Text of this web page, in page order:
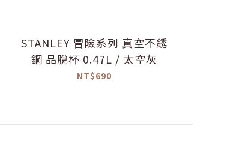
STANLEY 冒險系列 真空不銹
鋼 品脫杯 0.47L / 太空灰
NT$690